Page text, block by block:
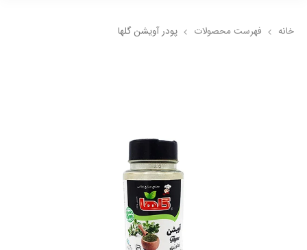
خانه فهرست محصولات پودر آویشن گلها